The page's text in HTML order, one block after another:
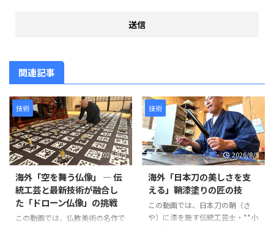
関連記事
技術
2026/8/5
海外「空を舞う仏像」 ― 伝
統工芸と最新技術が融合し
た「ドローン仏像」の挑戦
この動画では、仏教美術の名作で
技術
2026/8/5
海外「日本刀の美しさを支
える」鞘漆塗りの匠の技
この動画では、日本刀の鞘（さ
や）に漆を施す伝統工芸士・**小